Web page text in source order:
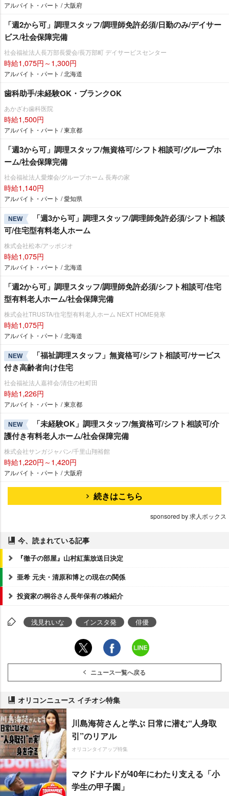
アルバイト・パート / 大阪府
「週2から可」調理スタッフ/調理師免許必須/日勤のみ/デイサー
ビス/社会保障完備
社会福祉法人長万部長愛会/長万部町 デイサービスセンター
時給1,075円～1,300円
アルバイト・パート / 北海道
歯科助手/未経験OK・ブランクOK
あかざわ歯科医院
時給1,500円
アルバイト・パート / 東京都
「週3から可」調理スタッフ/無資格可/シフト相談可/グループホ
ーム/社会保障完備
社会福祉法人愛燦会/グループホーム 長寿の家
時給1,140円
アルバイト・パート / 愛知県
NEW
「週3から可」調理スタッフ/調理師免許必須/シフト相談
可/住宅型有料老人ホーム
株式会社松本/アッポジオ
時給1,075円
アルバイト・パート / 北海道
「週2から可」調理スタッフ/調理師免許必須/シフト相談可/住宅
型有料老人ホーム/社会保障完備
株式会社TRUSTA/住宅型有料老人ホーム NEXT HOME発寒
時給1,075円
アルバイト・パート / 北海道
NEW
「福祉調理スタッフ」無資格可/シフト相談可/サービス
付き高齢者向け住宅
社会福祉法人嘉祥会/清住の杜町田
時給1,226円
アルバイト・パート / 東京都
NEW
「未経験OK」調理スタッフ/無資格可/シフト相談可/介
護付き有料老人ホーム/社会保障完備
株式会社サンガジャパン/千里山翔裕館
時給1,220円～1,420円
アルバイト・パート / 大阪府
続きはこちら
sponsored by 求人ボックス
今、読まれている記事
『徹子の部屋』山村紅葉放送日決定
亜希 元夫・清原和博との現在の関係
投資家の桐谷さん長年保有の株紹介
浅見れいな インスタ発 俳優
ニュース一覧へ戻る
オリコンニュース イチオシ特集
川島海荷さんと学ぶ 日常に潜む“人身取
引”のリアル
オリコンタイアップ特集
マクドナルドが40年にわたり支える「小
学生の甲子園」